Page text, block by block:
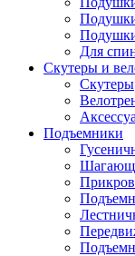
Для
Скутеры и
Скутеры
Подъемники